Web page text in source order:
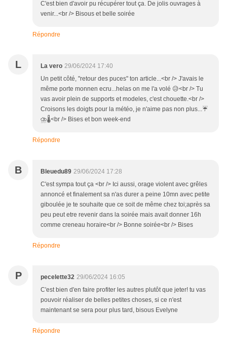
C'est bien d'avoir pu récupérer tout ça. De jolis ouvrages à
venir...<br /> Bisous et belle soirée
Répondre
L La vero 29/06/2024 17:40
Un petit côté, "retour des puces" ton article...<br /> J'avais le
même porte monnen ecru...helas on me l'a volé 😥<br /> Tu
vas avoir plein de supports et modeles, c'est chouette.<br />
Croisons les doigts pour la météo, je n'aime pas non plus...☔️
⛈️🌡<br /> Bises et bon week-end
Répondre
B Bleuedu89 29/06/2024 17:28
C'est sympa tout ça <br /> Ici aussi, orage violent avec grêles
annoncé et finalement sa n'as durer a peine 10mn avec petite
giboulée je te souhaite que ce soit de même chez toi;après sa
peu peut etre revenir dans la soirée mais avait donner 16h
comme creneau horaire<br /> Bonne soirée<br /> Bises
Répondre
P pecelette32 29/06/2024 16:05
C'est bien d'en faire profiter les autres plutôt que jeter! tu vas
pouvoir réaliser de belles petites choses, si ce n'est
maintenant se sera pour plus tard, bisous Evelyne
Répondre